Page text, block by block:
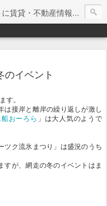
動産情報をお届けしております。
のイベント
す。
は接岸と離岸の繰り返しが激し
おーろら 」は大人気のようで
ツク流氷まつり」は盛況のうち
が、網走の冬のイベントはま